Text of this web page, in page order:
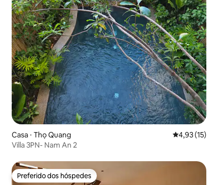
Casa ⋅ Thọ Quang 4,93 de uma
4,93 (15)
Villa 3PN- Nam An 2
Preferido dos hóspedes
Preferido dos hóspedes